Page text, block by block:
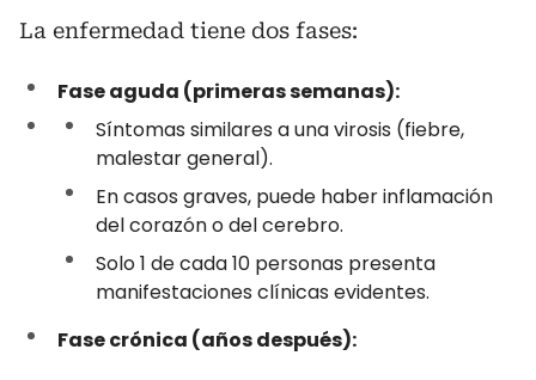
La enfermedad tiene dos fases:
Fase aguda (primeras semanas):
Síntomas similares a una virosis (fiebre,
malestar general).
En casos graves, puede haber inflamación
del corazón o del cerebro.
Solo 1 de cada 10 personas presenta
manifestaciones clínicas evidentes.
Fase crónica (años después):